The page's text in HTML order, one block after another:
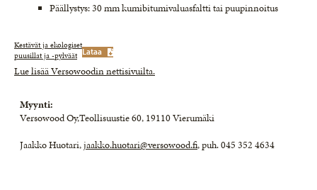
Päällystys: 30 mm kumibitumivaluasfaltti tai puupinnoitus
Kestävät ja ekologiset
puusillat ja -pylväät Lataa
Lue lisää Versowoodin nettisivuilta.
Myynti:
Versowood Oy,Teollisuustie 60, 19110 Vierumäki
Jaakko Huotari,jaakko.huotari@versowood.fi, puh. 045 352 4634